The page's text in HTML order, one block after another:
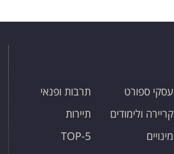
עסקי ספורט
קריירה ולימודים
מינויים
תרבות ופנאי
תיירות
TOP-5